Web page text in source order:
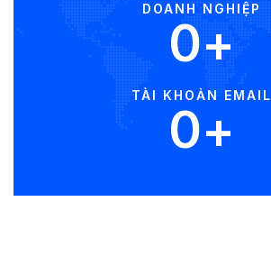
DOANH NGHIỆP
0+
TÀI KHOẢN EMAIL
0+